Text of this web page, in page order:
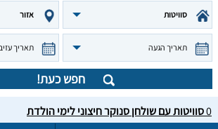
סוויטות אזור
תאריך הגעה תאריך
חפש כעת!
0סוויטות עם שולחן סנוקר חיצוני לימי הולדת